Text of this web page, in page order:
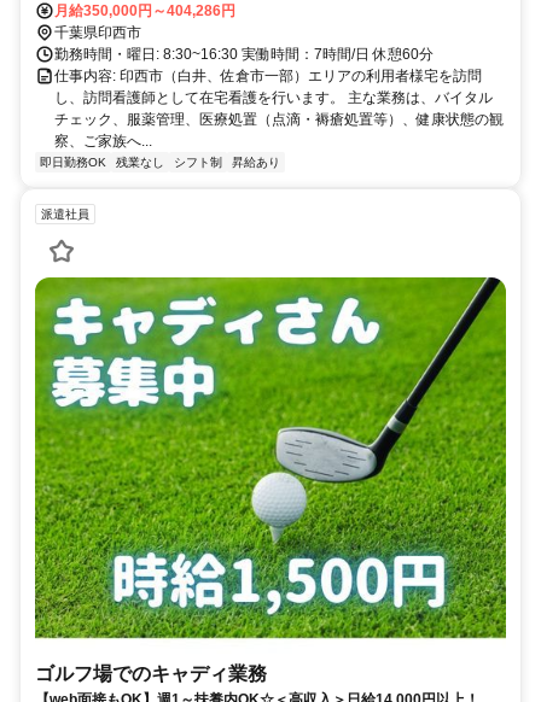
月給350,000円～404,286円
千葉県印西市
勤務時間・曜日: 8:30~16:30 実働時間：7時間/日 休憩60分
仕事内容: 印西市（白井、佐倉市一部）エリアの利用者様宅を訪問
し、訪問看護師として在宅看護を行います。 主な業務は、バイタル
チェック、服薬管理、医療処置（点滴・褥瘡処置等）、健康状態の観
察、ご家族へ...
即日勤務OK 残業なし シフト制 昇給あり
派遣社員
ゴルフ場でのキャディ業務